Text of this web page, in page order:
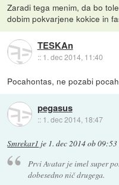
Zaradi tega menim, da bo
dobim pokvarjene kokice in
TESKAn
:: 1. dec 2014, 11:40
Pocahontas, ne pozabi
pegasus
:: 1. dec 2014, 18:47
Smrekar1 je 1. dec 2014 ob 09:53
Prvi Avatar je imel super
dobesednoničdrugega.